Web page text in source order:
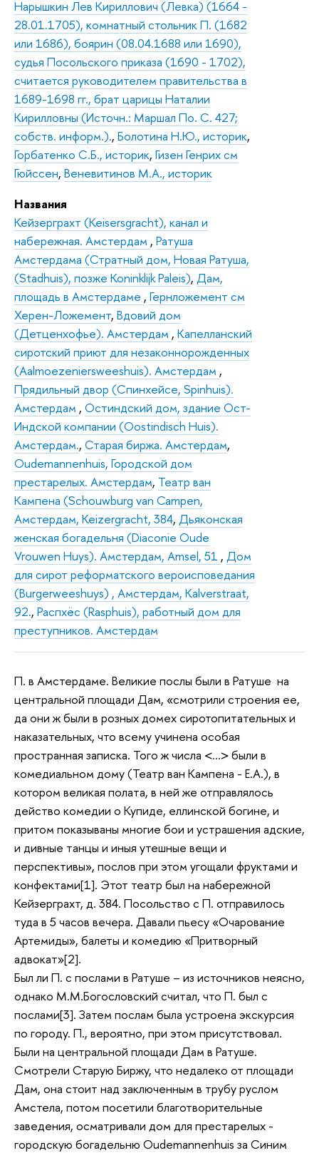
Нарышкин Лев Кириллович (Левка) (1664 -
28.01.1705), комнатный стольник П. (1682
или 1686), боярин (08.04.1688 или 1690),
судья Посольского приказа (1690 - 1702),
считается руководителем правительства в
1689-1698 гг., брат царицы Наталии
Кирилловны (Источн.: Маршал По. С. 427;
собств. информ.)., Болотина Н.Ю., историк,
Горбатенко С.Б., историк, Гизен Генрих см
Гюйссен, Веневитинов М.А., историк
Названия
Кейзерграхт (Keisersgracht), канал и
набережная. Амстердам , Ратуша
Амстердама (Стратный дом, Новая Ратуша,
(Stadhuis), позже Koninklijk Paleis), Дам,
площадь в Амстердаме , Гернложемент см
Херен-Ложемент, Вдовий дом
(Детценхофье). Амстердам , Капелланский
сиротский приют для незаконнорожденных
(Aalmoezeniersweeshuis). Амстердам ,
Прядильный двор (Спинхейсе, Spinhuis).
Амстердам , Остиндский дом, здание Ост-
Индской компании (Oostindisch Huis).
Амстердам., Старая биржа. Амстердам,
Oudemannenhuis, Городской дом
престарелых. Амстердам, Театр ван
Кампена (Schouwburg van Campen,
Амстердам, Keizergracht, 384, Дьяконская
женская богадельня (Diaconie Oude
Vrouwen Huys). Амстердам, Amsel, 51 , Дом
для сирот реформатского вероисповедания
(Burgerweeshuys) , Амстердам, Kalverstraat,
92., Распхёс (Rasphuis), работный дом для
преступников. Амстердам
П. в Амстердаме. Великие послы были в Ратуше на
центральной площади Дам, «смотрили строения ее,
да они ж были в розных домех сиротопитательных и
наказательных, что всему учинена особая
пространная записка. Того ж числа <…> были в
комедиальном дому (Театр ван Кампена - Е.А.), в
котором великая полата, в ней же отправлялось
действо комедии о Купиде, еллинской богине, и
притом показываны многие бои и устрашения адские,
и дивные танцы и иныя утешные вещи и
перспективы», послов при этом угощали фруктами и
конфектами[1]. Этот театр был на набережной
Кейзерграхт, д. 384. Посольство с П. отправилось
туда в 5 часов вечера. Давали пьесу «Очарование
Артемиды», балеты и комедию «Притворный
адвокат»[2].
Был ли П. с послами в Ратуше – из источников неясно,
однако М.М.Богословский считал, что П. был с
послами[3]. Затем послам была устроена экскурсия
по городу. П., вероятно, при этом присутствовал.
Были на центральной площади Дам в Ратуше.
Смотрели Старую Биржу, что недалеко от площади
Дам, она стоит над заключенным в трубу руслом
Амстела, потом посетили благотворительные
заведения, осматривали дом для престарелых -
городскую богадельню Oudemannenhuis за Синим